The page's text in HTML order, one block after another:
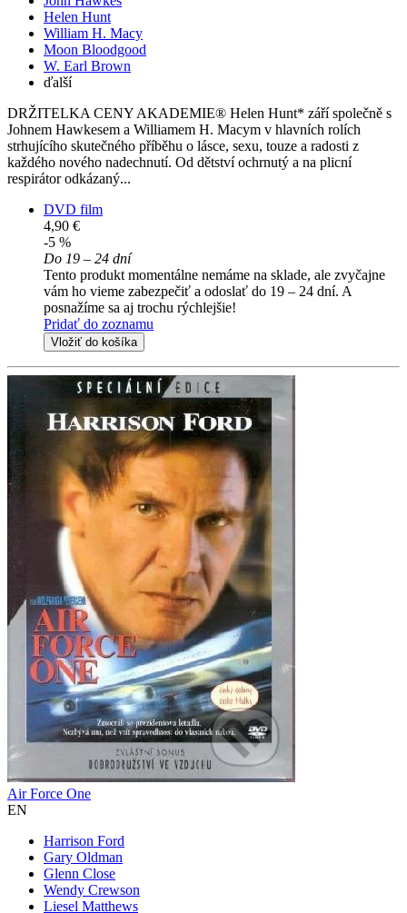
Helen Hunt
William H. Macy
Moon Bloodgood
W. Earl Brown
ďalší
DRŽITELKA CENY AKADEMIE® Helen Hunt* září společně s
Johnem Hawkesem a Williamem H. Macym v hlavních rolích
strhujícího skutečného příběhu o lásce, sexu, touze a radosti z
každého nového nadechnutí. Od dětství ochrnutý a na plicní
respirátor odkázaný...
DVD film
4,90 €
-5 %
Do 19 – 24 dní
Tento produkt momentálne nemáme na sklade, ale zvyčajne
vám ho vieme zabezpečiť a odoslať do 19 – 24 dní. A
posnažíme sa aj trochu rýchlejšie!
Pridať do zoznamu
Vložiť do košíka
Air Force One
EN
Harrison Ford
Gary Oldman
Glenn Close
Wendy Crewson
Liesel Matthews